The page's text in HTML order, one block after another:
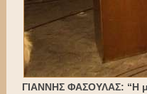
ΓΙΑΝΝΗΣ ΦΑΣΟΥΛΑΣ: “Η